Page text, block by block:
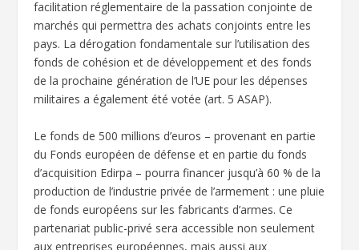
facilitation réglementaire de la passation conjointe de
marchés qui permettra des achats conjoints entre les
pays. La dérogation fondamentale sur l’utilisation des
fonds de cohésion et de développement et des fonds
de la prochaine génération de l’UE pour les dépenses
militaires a également été votée (art. 5 ASAP).
Le fonds de 500 millions d’euros – provenant en partie
du Fonds européen de défense et en partie du fonds
d’acquisition Edirpa – pourra financer jusqu’à 60 % de la
production de l’industrie privée de l’armement : une pluie
de fonds européens sur les fabricants d’armes. Ce
partenariat public-privé sera accessible non seulement
aux entreprises européennes, mais aussi aux